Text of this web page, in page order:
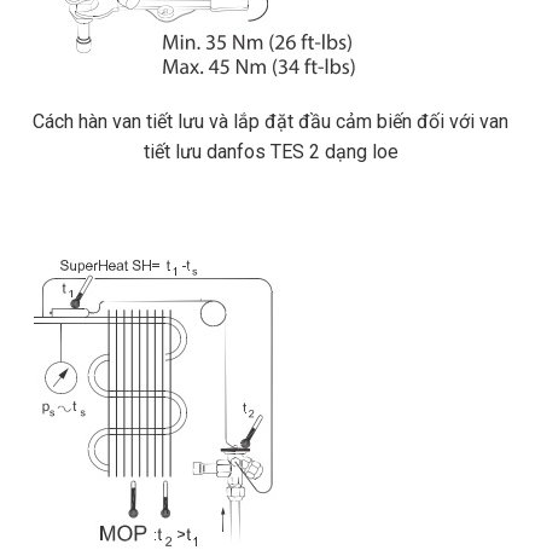
Cách hàn van tiết lưu và lắp đặt đầu cảm biến đối với van
tiết lưu danfos TES 2 dạng loe